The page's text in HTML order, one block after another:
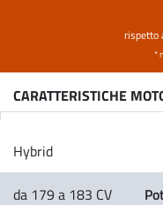
rispetto
*
CARATTERISTICHE
Hybrid
da 179 a 183 CV